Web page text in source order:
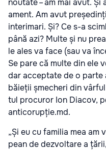
nou­ta­te – am mai avut.
a­ment. Am avut
inte­ri­ma­ri. Și? Ce s-a
până azi? Mul­te și nu
le ales va face (sau va
Se pare că mul­te din ele
dar accep­ta­te de o par­te
băie­ții șme­che­ri din
tul pro­cu­ror Ion Dia­cov,
anticorupție.md.
„Și eu cu fami­lia mea
pean de dezvol­ta­re a